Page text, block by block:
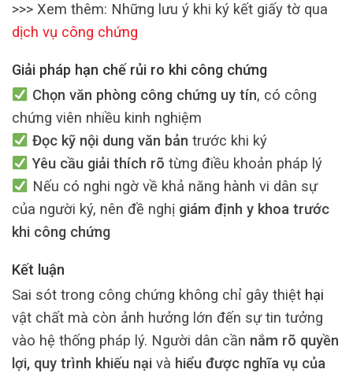
>>> Xem thêm: Những lưu ý khi ký kết giấy tờ qua
dịch vụ công chứng
Giải pháp hạn chế rủi ro khi công chứng
Chọn văn phòng công chứng uy tín, có công
chứng viên nhiều kinh nghiệm
Đọc kỹ nội dung văn bản trước khi ký
Yêu cầu giải thích rõ từng điều khoản pháp lý
Nếu có nghi ngờ về khả năng hành vi dân sự
của người ký, nên đề nghị giám định y khoa trước
khi công chứng
Kết luận
Sai sót trong công chứng không chỉ gây thiệt hại
vật chất mà còn ảnh hưởng lớn đến sự tin tưởng
vào hệ thống pháp lý. Người dân cần nắm rõ quyền
lợi, quy trình khiếu nại và hiểu được nghĩa vụ của